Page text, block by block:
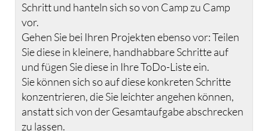
Schritt und hanteln sich so von Camp zu Camp
vor.
Gehen Sie bei Ihren Projekten ebenso vor: Teilen
Sie diese in kleinere, handhabbare Schritte auf
und fügen Sie diese in Ihre ToDo-Liste ein.
Sie können sich so auf diese konkreten Schritte
konzentrieren, die Sie leichter angehen können,
anstatt sich von der Gesamtaufgabe abschrecken
zu lassen.